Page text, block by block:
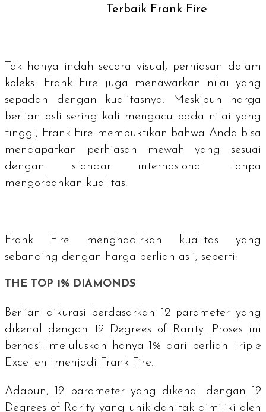
Terbaik Frank Fire
Tak hanya indah secara visual, perhiasan dalam
koleksi Frank Fire juga menawarkan nilai yang
sepadan dengan kualitasnya. Meskipun harga
berlian asli sering kali mengacu pada nilai yang
tinggi, Frank Fire membuktikan bahwa Anda bisa
mendapatkan perhiasan mewah yang sesuai
dengan standar internasional tanpa
mengorbankan kualitas.
Frank Fire menghadirkan kualitas yang
sebanding dengan harga berlian asli, seperti:
THE TOP 1% DIAMONDS
Berlian dikurasi berdasarkan 12 parameter yang
dikenal dengan
12 Degrees of Rarity. Proses ini
berhasil meluluskan hanya 1% dari berlian
Triple
Excellent menjadi Frank Fire.
Adapun, 12 parameter yang dikenal dengan 12
Degrees of Rarityyang unik dan tak dimiliki oleh